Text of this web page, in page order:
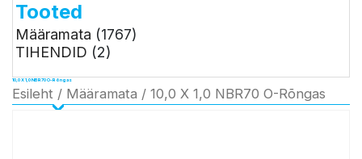
Tooted
Määramata (1767)
TIHENDID (2)
10,0 X 1,0 NBR70 O-Rõngas
Esileht / Määramata / 10,0 X 1,0 NBR70 O-Rõngas